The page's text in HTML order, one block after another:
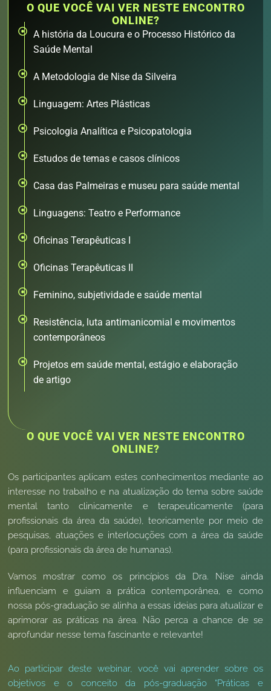
O QUE VOCÊ VAI VER NESTE ENCONTRO
ONLINE?
A história da Loucura e o Processo Histórico da
Saúde Mental
A Metodologia de Nise da Silveira
Linguagem: Artes Plásticas
Psicologia Analítica e Psicopatologia
Estudos de temas e casos clínicos
Casa das Palmeiras e museu para saúde mental
Linguagens: Teatro e Performance
Oficinas Terapêuticas I
Oficinas Terapêuticas II
Feminino, subjetividade e saúde mental
Resistência, luta antimanicomial e movimentos
contemporâneos
Projetos em saúde mental, estágio e elaboração
de artigo
O QUE VOCÊ VAI VER NESTE ENCONTRO
ONLINE?
Os participantes aplicam estes conhecimentos mediante ao
interesse no trabalho e na atualização do tema sobre saúde
mental tanto clinicamente e terapeuticamente (para
profissionais da área da saúde), teoricamente por meio de
pesquisas, atuações e interlocuções com a área da saúde
(para profissionais da área de humanas).
Vamos mostrar como os princípios da Dra. Nise ainda
influenciam e guiam a prática contemporânea, e como
nossa pós-graduação se alinha a essas ideias para atualizar e
aprimorar as práticas na área. Não perca a chance de se
aprofundar nesse tema fascinante e relevante!
Ao participar deste webinar, você vai aprender sobre os
objetivos e o conceito da pós-graduação “Práticas e